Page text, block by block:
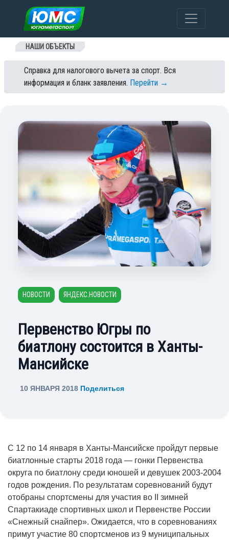
Перейти к содержанию
НАШИ ОБЪЕКТЫ
Справка для налогового вычета за спорт. Вся
информация и бланк заявления. Перейти →
НОВОСТИ ЯНДЕКС.НОВОСТИ
Первенство Югры по
биатлону состоится в Ханты-
Мансийске
10 ЯНВАРЯ 2018 Поделиться
С 12 по 14 января в Ханты-Мансийске пройдут первые
биатлонные старты 2018 года — гонки Первенства
округа по биатлону среди юношей и девушек 2003-2004
годов рождения. По результатам соревнований будут
отобраны спортсмены для участия во II зимней
Спартакиаде спортивных школ и Первенстве России
«Снежный снайпер». Ожидается, что в соревнованиях
примут участие 80 спортсменов из 9 муниципальных